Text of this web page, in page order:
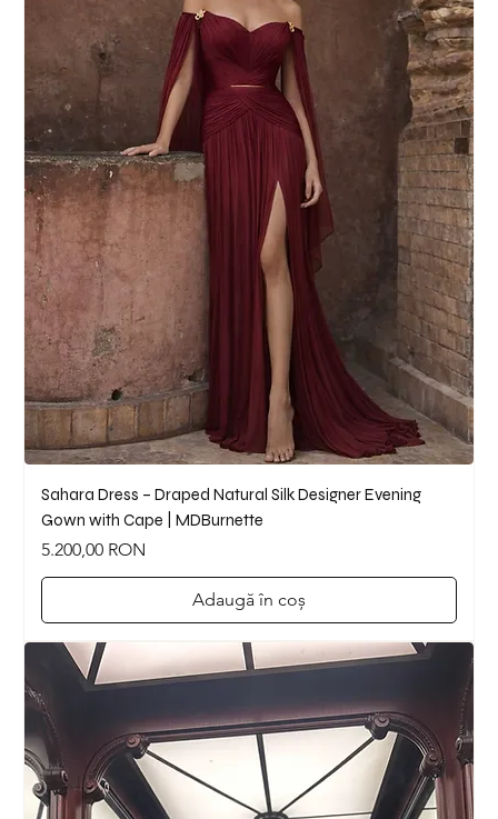
Sahara Dress – Draped Natural Silk Designer Evening
Gown with Cape | MDBurnette
Preț
5.200,00 RON
Adaugă în coș